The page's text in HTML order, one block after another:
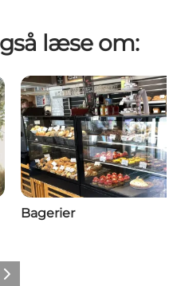
læse om:
Bagerier
billede
Næste billede